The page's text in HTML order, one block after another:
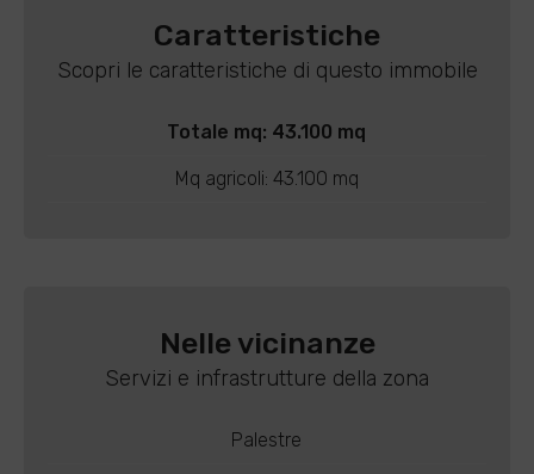
Caratteristiche
Scopri le caratteristiche di questo immobile
Totale mq: 43.100 mq
Mq agricoli: 43.100 mq
Nelle vicinanze
Servizi e infrastrutture della zona
Palestre